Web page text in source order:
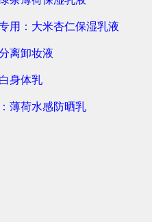
用：大米杏仁保湿乳液
离卸妆液
身体乳
薄荷水感防晒乳